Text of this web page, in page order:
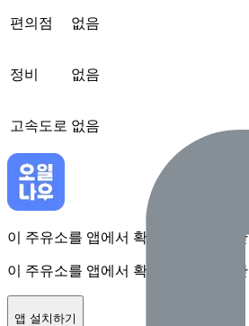
편의점 없음
정비 없음
고속도로 없음
이 주유소를 앱에서 확인하고 최대 1
이 주유소를 앱에서 확인하고 최대 1
앱 설치하기